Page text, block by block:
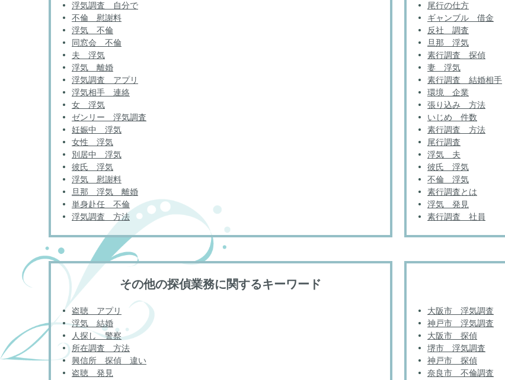
浮気調査 自分で
不倫 慰謝料
浮気 不倫
同窓会 不倫
夫 浮気
浮気 離婚
浮気調査 アプリ
浮気相手 連絡
女 浮気
ゼンリー 浮気調査
妊娠中 浮気
女性 浮気
別居中 浮気
彼氏 浮気
浮気 慰謝料
旦那 浮気 離婚
単身赴任 不倫
浮気調査 方法
尾行の仕方
ギャンブル 借金
反社 調査
旦那 浮気
素行調査 探偵
妻 浮気
素行調査 結婚相手
環境 企業
張り込み 方法
いじめ 件数
素行調査 方法
尾行調査
浮気 夫
彼氏 浮気
不倫 浮気
素行調査とは
浮気 発見
素行調査 社員
その他の探偵業務に関するキーワード
盗聴 アプリ
浮気 結婚
人探し 警察
所在調査 方法
興信所 探偵 違い
盗聴 発見
大阪市 浮気調査
神戸市 浮気調査
大阪市 探偵
堺市 浮気調査
神戸市 探偵
奈良市 不倫調査